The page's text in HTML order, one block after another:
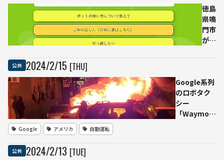
LSTC（最
先端半導
体技術セ
ンター）
に450億
徳島
県鳴
門市
がAI
トを
導
イメ
公共 2024/2/15 [THU]
Google系列
のロボタク
シー
「Waymo」
Google アメリカ 自動運転
公共 2024/2/13 [TUE]